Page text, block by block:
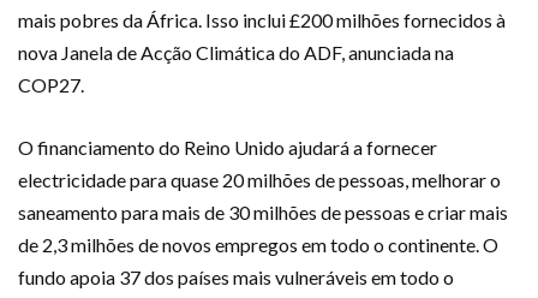
mais pobres da África. Isso inclui £200 milhões fornecidos à
nova Janela de Acção Climática do ADF, anunciada na
COP27.
O financiamento do Reino Unido ajudará a fornecer
electricidade para quase 20 milhões de pessoas, melhorar o
saneamento para mais de 30 milhões de pessoas e criar mais
de 2,3 milhões de novos empregos em todo o continente. O
fundo apoia 37 dos países mais vulneráveis ​​em todo o